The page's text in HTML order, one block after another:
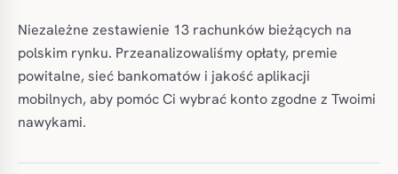
Niezależne zestawienie 13 rachunków bieżących na
polskim rynku. Przeanalizowaliśmy opłaty, premie
powitalne, sieć bankomatów i jakość aplikacji
mobilnych, aby pomóc Ci wybrać konto zgodne z Twoimi
nawykami.